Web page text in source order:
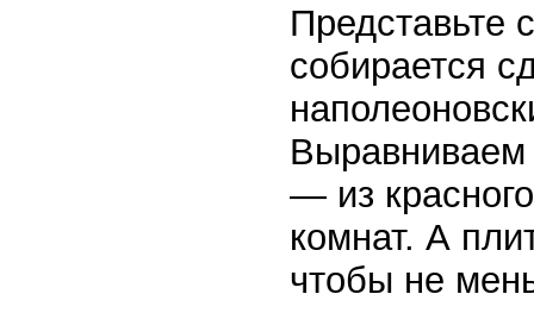
Представьте
собирается
— из
комнат. А
чтобы не